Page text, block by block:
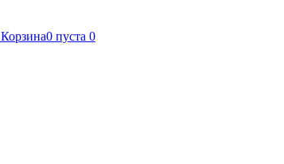
Корзина0 пуста 0